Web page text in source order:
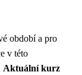
období a pro
v této
Aktuální kurz